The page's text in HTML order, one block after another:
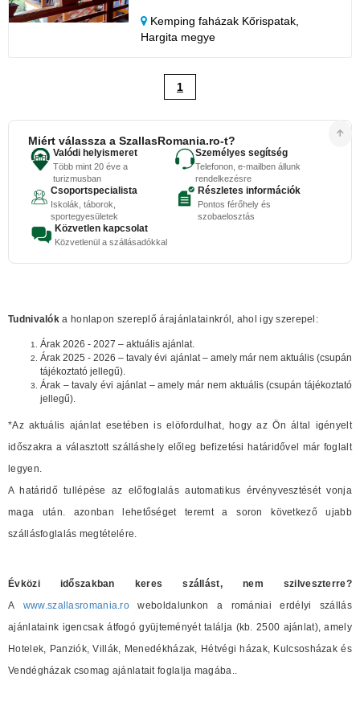
Kemping faházak Kőrispatak,
Hargita megye
1
Miért válassza a SzallasRomania.ro-t?
Valódi helyismeret
Több mint 20 éve a
turizmusban
Személyes segítség
Telefonon, e-mailben állunk
rendelkezésre
Csoportspecialista
Iskolák, táborok,
sportegyesületek
Részletes információk
Pontos férőhely és
szobaelosztás
Közvetlen kapcsolat
Közvetlenül a szállásadókkal
Tudnivalók a honlapon szereplő árajánlatainkról, ahol igy szerepel:
Árak 2026 - 2027 – aktuális ajánlat.
Árak 2025 - 2026 – tavaly évi ajánlat – amely már nem aktuális (csupán
tájékoztató jellegű).
Árak – tavaly évi ajánlat – amely már nem aktuális (csupán tájékoztató
jellegű).
*Az aktuális ajánlat esetében is elöfordulhat, hogy az Ön által igényelt
időszakra a választott szálláshely előleg befizetési határidővel már foglalt
legyen.
A határidő tullépése az előfoglalás automatikus érvényvesztését vonja
maga után. azonban lehetőséget teremt a soron következő ujabb
szállásfoglalás megtételére.
Évközi időszakban keres szállást, nem szilveszterre?
A www.szallasromania.ro weboldalunkon a romániai erdélyi szállás
ajánlataink igencsak átfogó gyüjteményét találja (kb. 2500 ajánlat), amely
Hotelek, Panziók, Villák, Menedékházak, Hétvégi házak, Kulcsosházak és
Vendégházak csomag ajánlatait foglalja magába..